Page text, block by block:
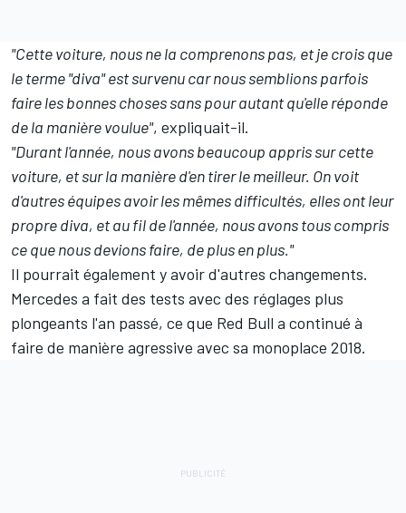
"Cette voiture, nous ne la comprenons pas, et je crois que
le terme "diva" est survenu car nous semblions parfois
faire les bonnes choses sans pour autant qu'elle réponde
de la manière voulue", expliquait-il.
"Durant l'année, nous avons beaucoup appris sur cette
voiture, et sur la manière d'en tirer le meilleur. On voit
d'autres équipes avoir les mêmes difficultés, elles ont leur
propre diva, et au fil de l'année, nous avons tous compris
ce que nous devions faire, de plus en plus."
Il pourrait également y avoir d'autres changements.
Mercedes a fait des tests avec des réglages plus
plongeants l'an passé, ce que Red Bull a continué à
faire de manière agressive avec sa monoplace 2018.